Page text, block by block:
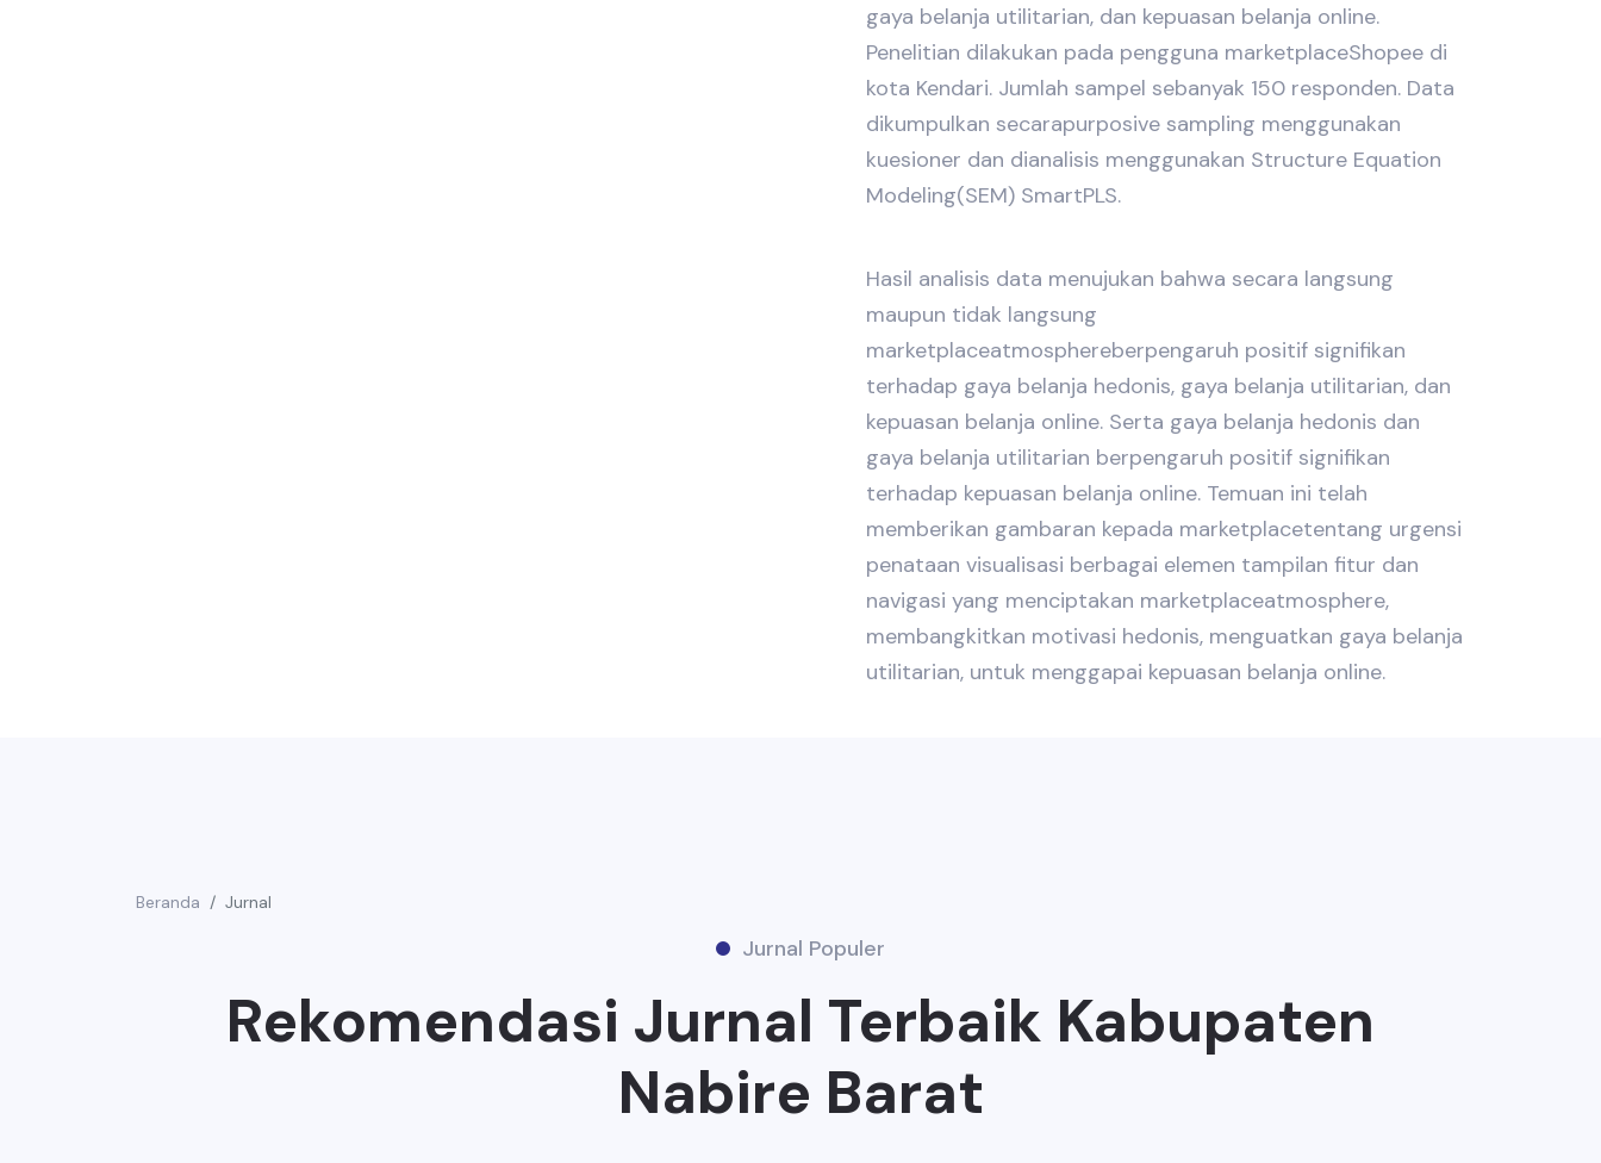
gaya belanja utilitarian, dan kepuasan belanja online.
Penelitian dilakukan pada pengguna marketplaceShopee di
kota Kendari. Jumlah sampel sebanyak 150 responden. Data
dikumpulkan secarapurposive sampling menggunakan
kuesioner dan dianalisis menggunakan Structure Equation
Modeling(SEM) SmartPLS.
Hasil analisis data menujukan bahwa secara langsung
maupun tidak langsung
marketplaceatmosphereberpengaruh positif signifikan
terhadap gaya belanja hedonis, gaya belanja utilitarian, dan
kepuasan belanja online. Serta gaya belanja hedonis dan
gaya belanja utilitarian berpengaruh positif signifikan
terhadap kepuasan belanja online. Temuan ini telah
memberikan gambaran kepada marketplacetentang urgensi
penataan visualisasi berbagai elemen tampilan fitur dan
navigasi yang menciptakan marketplaceatmosphere,
membangkitkan motivasi hedonis, menguatkan gaya belanja
utilitarian, untuk menggapai kepuasan belanja online.
Beranda Jurnal
Jurnal Populer
Rekomendasi Jurnal Terbaik Kabupaten
Nabire Barat